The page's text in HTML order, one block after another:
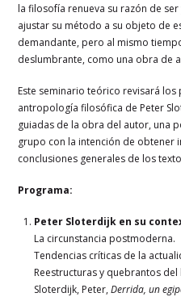
la filosofía renueva su razón de
ajustar su método a su objeto de
demandante, pero al mismo
deslumbrante, como una obra de
Este seminario teórico revisará
antropología filosófica de Peter
guiadas de la obra del autor, una
grupo con la intención de obtener
conclusiones generales de los
Programa:
Peter Sloterdijk en su
La circunstancia postmoderna.
Tendencias críticas de la
Reestructuras y quebrantos
Sloterdijk, Peter,Derrida, un